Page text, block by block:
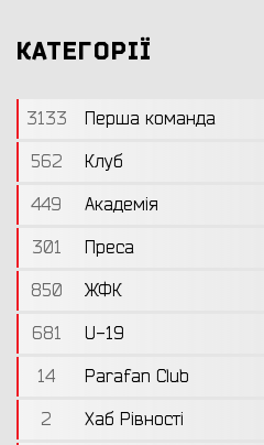
КАТЕГОРІЇ
3133
Перша команда
562
Клуб
449
Академія
301
Преса
850
ЖФК
681
U-19
14
Parafan Club
2
Хаб Рівності